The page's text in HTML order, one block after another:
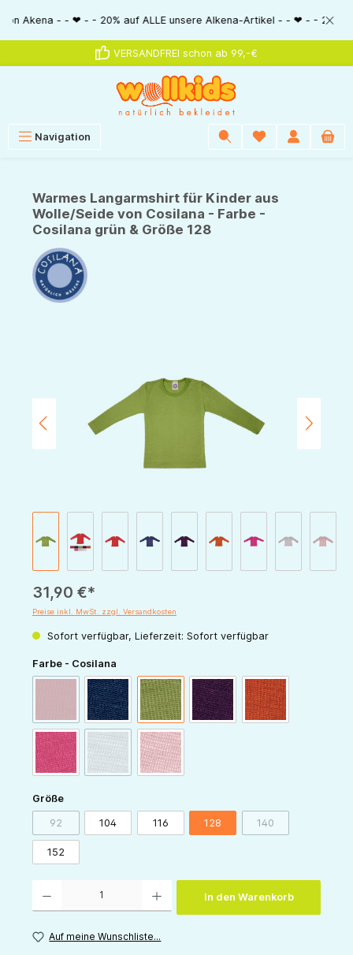
springen
- - ❤ - - 20% auf ALLE unsere Alkena-Artikel - - ❤ - - 20% NUR
VERSANDFREI schon ab 99,-€
Navigation
Warmes Langarmshirt für Kinder aus
Wolle/Seide von Cosilana - Farbe -
Cosilana grün & Größe 128
31,90 €*
Preise inkl. MwSt. zzgl. Versandkosten
Sofort verfügbar, Lieferzeit: Sofort verfügbar
Farbe - Cosilana
(Diese Option ist zurzeit nicht verfügbar.)
marine grün pflaume orange
pink grau
(Diese Option ist zurzeit nicht verfügbar.)
rose
Größeauswählen
92(Diese Option ist zurzeit nicht verfügbar.)
104 116 128 140(Diese Option ist
152
In den Warenkorb
Auf meine Wunschliste...